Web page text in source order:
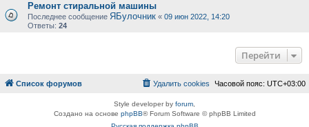
Ремонт стиральной машины
Последнее сообщение ЯБулочник « 09 июн 2022, 14:20
Ответы: 24
Перейти
Список форумов Часовой пояс: UTC+03:00
Удалить cookies
Style developer by forum
Создано на основе phpBB® Forum Software © phpBB Limited